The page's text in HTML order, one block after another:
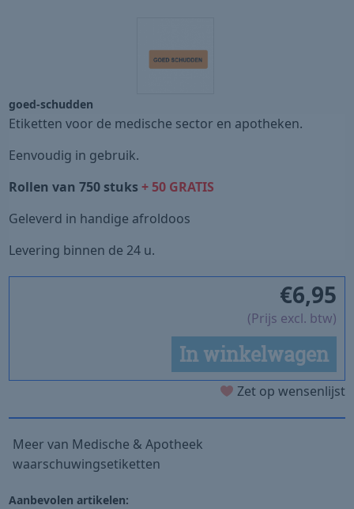
goed-schudden
Etiketten voor de medische sector en apotheken.
Eenvoudig in gebruik.
Rollen van 750 stuks+ 50 GRATIS
Geleverd in handige afroldoos
Levering binnen de 24 u.
€6,95
(Prijs excl. btw)
In winkelwagen
Zet op wensenlijst
Meer van Medische & Apotheek
waarschuwingsetiketten
Aanbevolen artikelen: